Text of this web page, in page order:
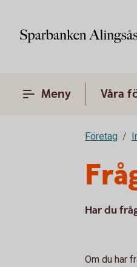
Meny Våra
Företag
Har du
Om du har